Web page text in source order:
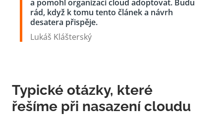
a pomohl organizaci cloud adoptovat. Budu
rád, když k tomu tento článek a návrh
desatera přispěje.
Lukáš Klášterský
Typické otázky, které
řešíme při nasazení cloudu